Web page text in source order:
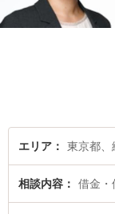
エリア 東京都、
相談内容 借金・